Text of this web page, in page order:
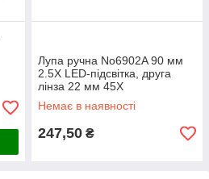
Лупа ручна No6902A 90 мм
2.5X LED-підсвітка, друга
лінза 22 мм 45X
Немає в наявності
247,50 ₴